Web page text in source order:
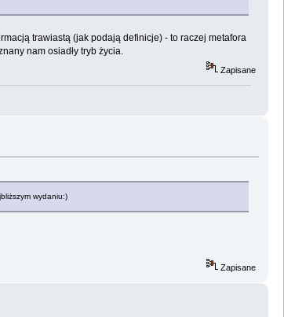
trawiastą (jak podają definicje) - to raczej metafora
nam osiadły tryb życia.
Zapisane
wydaniu:)
Zapisane